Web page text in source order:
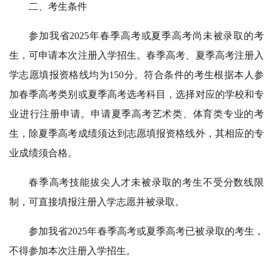
二、考生条件
参加我省2025年春季高考或夏季高考尚未被录取的考
生，可申请本次注册入学招生。春季高考、夏季高考注册入
学志愿填报资格线均为150分。符合条件的考生根据本人参
加春季高考类别或夏季高考选考科目，选择对应的学校和专
业进行注册申请。申请夏季高考艺术类、体育类专业的考
生，除夏季高考成绩须达到志愿填报资格线外，其相应的专
业成绩须合格。
春季高考技能拔尖人才未被录取的考生不受分数线限
制，可直接填报注册入学志愿并被录取。
参加我省2025年春季高考或夏季高考已被录取的考生，
不得参加本次注册入学招生。